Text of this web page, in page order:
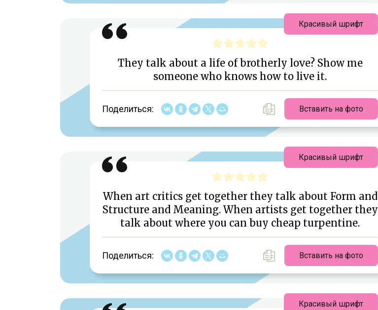
They talk about a life of brotherly love? Show me
someone who knows how to live it.
Поделиться: Вставить на фото
Красивый шрифт
When art critics get together they talk about Form and
Structure and Meaning. When artists get together they
talk about where you can buy cheap turpentine.
Поделиться: Вставить на фото
Красивый шрифт
Красивый шрифт